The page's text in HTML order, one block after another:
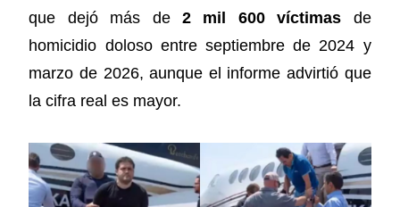
que dejó más de 2 mil 600 víctimas de
homicidio doloso entre septiembre de 2024 y
marzo de 2026, aunque el informe advirtió que
la cifra real es mayor.